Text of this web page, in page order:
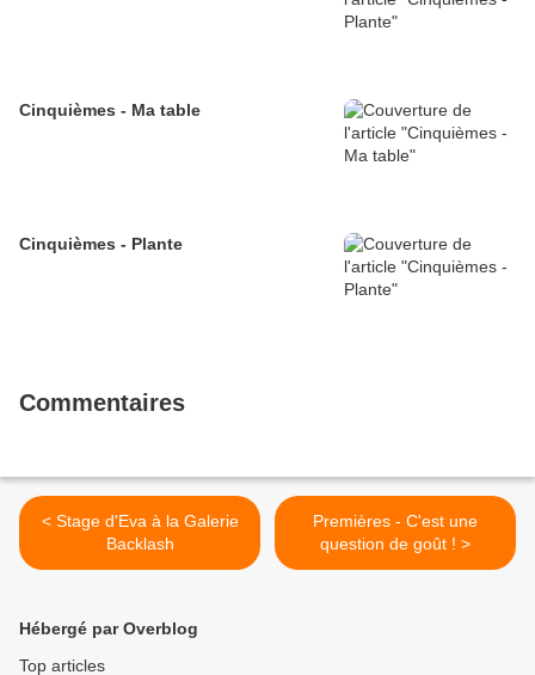
Cinquièmes - Ma table
Cinquièmes - Plante
Commentaires
< Stage d'Eva à la Galerie
Backlash
Premières - C'est une
question de goût ! >
Hébergé par Overblog
Top articles